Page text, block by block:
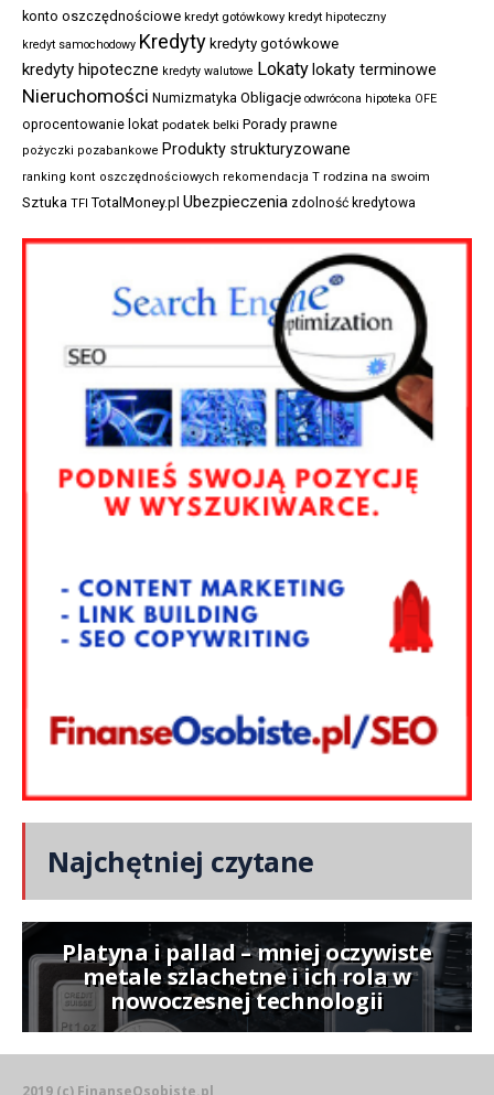
konto oszczędnościowe kredyt gotówkowy kredyt hipoteczny
kredyt samochodowy Kredyty kredyty gotówkowe
kredyty hipoteczne kredyty walutowe Lokatylokaty terminowe
Nieruchomości Numizmatyka Obligacje odwrócona hipoteka OFE
oprocentowanie lokat podatek belki Porady prawne
pożyczki pozabankowe Produkty strukturyzowane
ranking kont oszczędnościowych rekomendacja T rodzina na swoim
Sztuka TFI TotalMoney.pl Ubezpieczenia zdolność kredytowa
Najchętniej czytane
Platyna i pallad – mniej oczywiste
metale szlachetne i ich rola w
nowoczesnej technologii
2019 (c) FinanseOsobiste.pl